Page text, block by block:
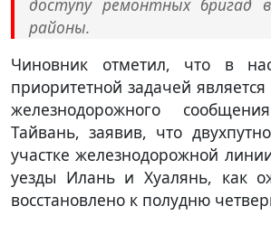
доступу ремонтных бригад
районы.
Чиновник отметил, что в
приоритетной задачей является
железнодорожного
Тайвань, заявив, что
участке железнодорожной
уезды Илань и Хуалянь, как
восстановлено к полудню